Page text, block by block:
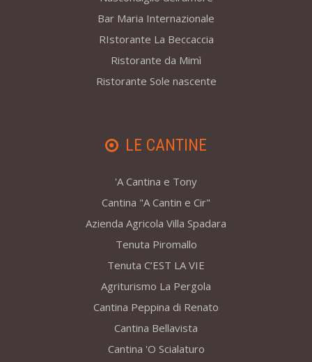
Bar Maria Internazionale
RIstorante La Beccaccia
Ristorante da Mimì
Ristorante Sole nascente
LE CANTINE
'A Cantina e Tony
Cantina "A Cantin e Cir"
Azienda Agricola Villa Spadara
Tenuta Piromallo
Tenuta C’EST LA VIE
Agriturismo La Pergola
Cantina Peppina di Renato
Cantina Bellavista
Cantina 'O Scialaturo